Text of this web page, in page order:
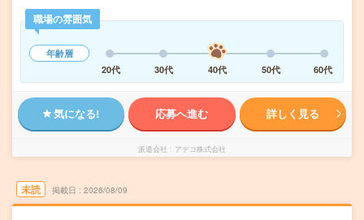
職場の雰囲気
年齢層
20代
30代 40代 50代 60代
気になる! 応募へ進む 詳しく見る
派遣会社 アデコ株式会社
未読 掲載日 2026/08/09